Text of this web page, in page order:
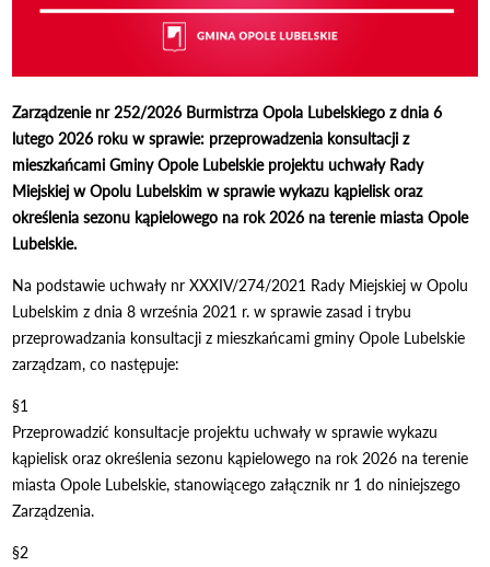
Zarządzenie nr 252/2026 Burmistrza Opola Lubelskiego z dnia 6
lutego 2026 roku w sprawie: przeprowadzenia konsultacji z
mieszkańcami Gminy Opole Lubelskie projektu uchwały Rady
Miejskiej w Opolu Lubelskim w sprawie wykazu kąpielisk oraz
określenia sezonu kąpielowego na rok 2026 na terenie miasta Opole
Lubelskie.
Na podstawie uchwały nr XXXIV/274/2021 Rady Miejskiej w Opolu
Lubelskim z dnia 8 września 2021 r. w sprawie zasad i trybu
przeprowadzania konsultacji z mieszkańcami gminy Opole Lubelskie
zarządzam, co następuje:
§1
Przeprowadzić konsultacje projektu uchwały w sprawie wykazu
kąpielisk oraz określenia sezonu kąpielowego na rok 2026 na terenie
miasta Opole Lubelskie, stanowiącego załącznik nr 1 do niniejszego
Zarządzenia.
§2